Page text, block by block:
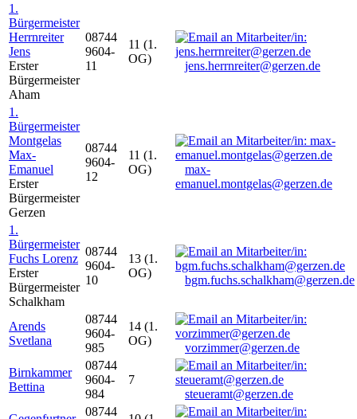
1.
Bürgermeister
Herrnreiter
Jens
Erster
Bürgermeister
Aham
08744
9604-
11
11 (1.
OG)
jens.herrnreiter@gerzen.de
1.
Bürgermeister
Montgelas
Max-
Emanuel
Erster
Bürgermeister
Gerzen
08744
9604-
12
11 (1.
OG)
max-
emanuel.montgelas@gerzen.de
1.
Bürgermeister
Fuchs Lorenz
Erster
Bürgermeister
Schalkham
08744
9604-
10
13 (1.
OG)
bgm.fuchs.schalkham@gerzen.de
Arends
Svetlana
08744
9604-
985
14 (1.
OG)
vorzimmer@gerzen.de
Birnkammer
Bettina
08744
9604-
984
7
steueramt@gerzen.de
08744